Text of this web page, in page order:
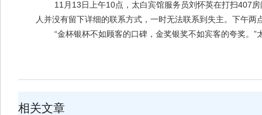
11月13日上午10点，太白宾馆服务员刘怀英在打扫407房
人并没有留下详细的联系方式，一时无法联系到失主。下午
“金杯银杯不如顾客的口碑，金奖银奖不如宾客的夸奖。”
相关文章